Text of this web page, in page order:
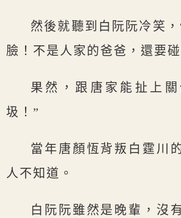
然後就聽到白阮阮冷笑
臉！不是人家的爸爸，還要碰
果然，跟唐家能扯上
圾！”
當年唐顏恆背叛白霆川
人不知道。
白阮阮雖然是晚輩，沒